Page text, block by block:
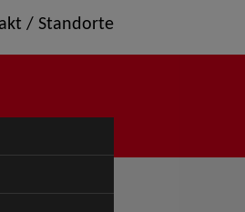
/ Standorte